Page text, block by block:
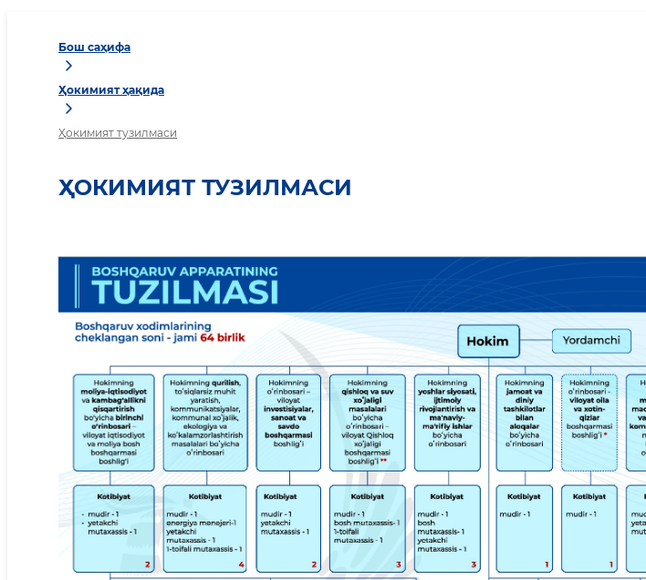
Бош саҳифа
Ҳокимият ҳақида
Ҳокимият тузилмаси
ҲОКИМИЯТ ТУЗИЛМАСИ